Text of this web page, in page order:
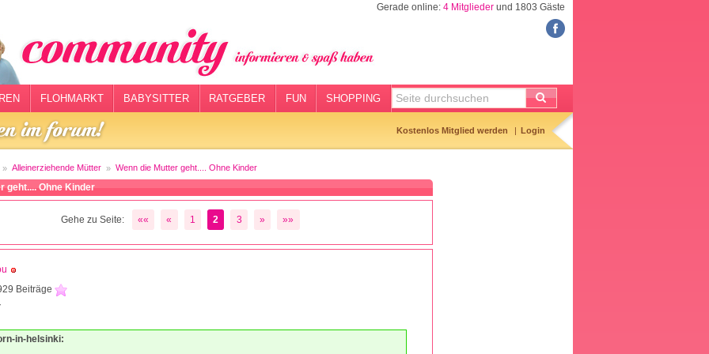
Gerade online: 4 Mitglieder und 1803 Gäste
FLOHMARKT BABYSITTER RATGEBER FUN SHOPPING
Kostenlos Mitglied werden Login
Alleinerziehende Mütter Wenn die Mutter geht.... Ohne Kinder
geht.... Ohne Kinder
Gehe zu Seite: «« « 1 2 3 » »»
Beiträge
in-helsinki: